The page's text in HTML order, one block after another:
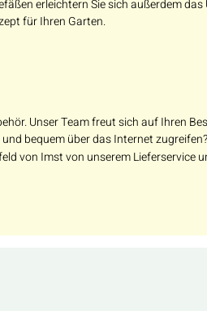
erleichtern Sie sich außerdem
für Ihren Garten.
Unser Team freut sich auf Ihren
bequem über das Internet
von Imst von unserem Lieferservice